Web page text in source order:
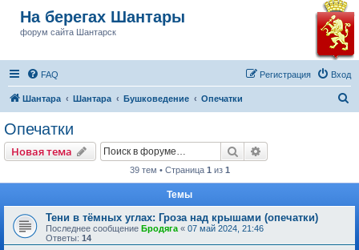
На берегах Шантары
форум сайта Шантарск
FAQ Вход
Регистрация
Шантара Шантара Бушковедение Опечатки
Опечатки
Новая тема Поиск
39 тем • Страница 1 из 1
Темы
Тени в тёмных углах: Гроза над крышами (опечатки)
Последнее сообщение Бродяга « 07 май 2024, 21:46
Ответы: 14